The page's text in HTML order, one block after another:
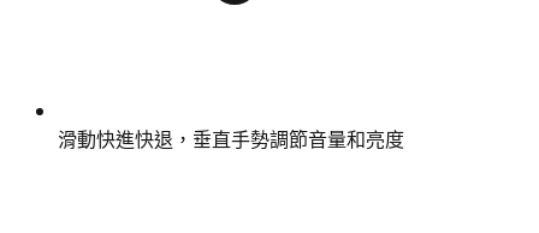
滑動快進快退，垂直手勢調節音量和亮度